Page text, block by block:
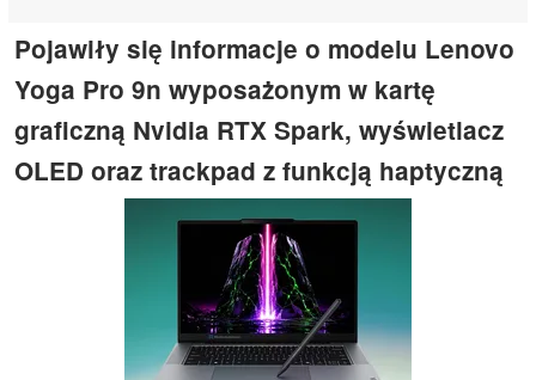
Pojawiły się informacje o modelu Lenovo
Yoga Pro 9n wyposażonym w kartę
graficzną Nvidia RTX Spark, wyświetlacz
OLED oraz trackpad z funkcją haptyczną